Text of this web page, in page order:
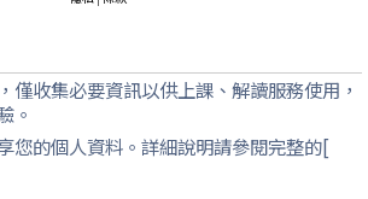
僅收集必要資訊以供上課、解讀服務使用，
。
您的個人資料。詳細說明請參閱完整的[